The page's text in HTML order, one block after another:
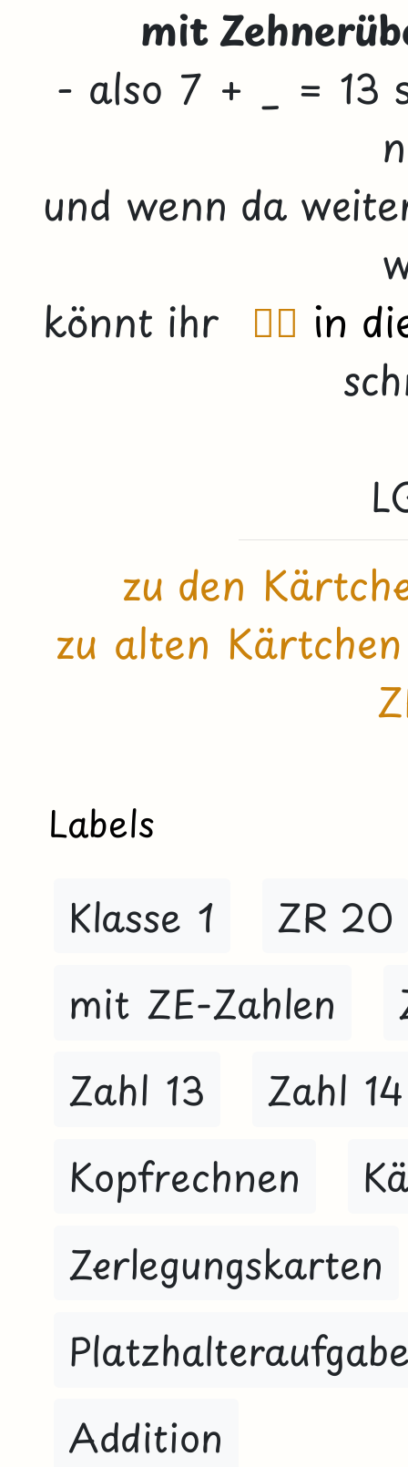
mit
- also 7 + _ = 13
und wenn da
könnt ihr 👇🏼 in
zu den
zu alten
Labels
Klasse 1
ZR 20
mit ZE-Zahlen
Zahl 13
Zahl 14
Kopfrechnen
Zerlegungskarten
Addition